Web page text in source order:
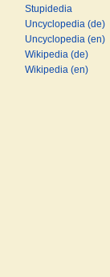
Stupidedia
Uncyclopedia (de)
Uncyclopedia (en)
Wikipedia (de)
Wikipedia (en)